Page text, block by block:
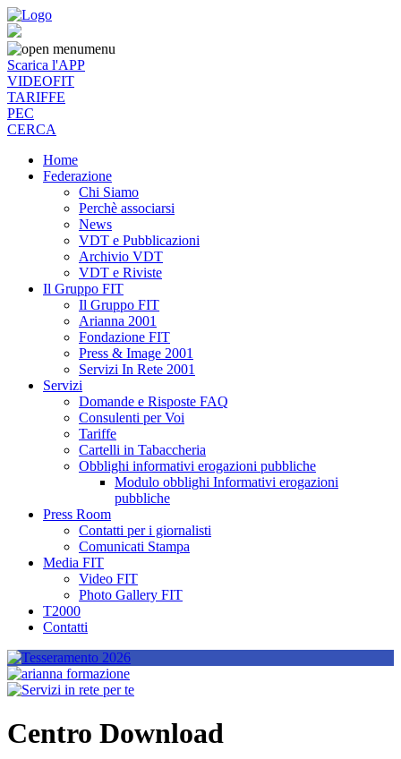
menu
Scarica l'APP
VIDEOFIT
TARIFFE
PEC
CERCA
Home
Federazione
Chi Siamo
Perchè associarsi
News
VDT e Pubblicazioni
Archivio VDT
VDT e Riviste
Il Gruppo FIT
Il Gruppo FIT
Arianna 2001
Fondazione FIT
Press & Image 2001
Servizi In Rete 2001
Servizi
Domande e Risposte FAQ
Consulenti per Voi
Tariffe
Cartelli in Tabaccheria
Obblighi informativi erogazioni pubbliche
Modulo obblighi Informativi erogazioni
pubbliche
Press Room
Contatti per i giornalisti
Comunicati Stampa
Media FIT
Video FIT
Photo Gallery FIT
T2000
Contatti
Centro Download